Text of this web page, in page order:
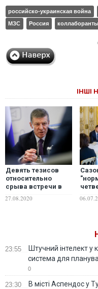
российско-украинская война
МЗС
Россия коллаборанты
ІНШІ
Девять тезисов
относительно
срыва встречи в
формате
27.08.2020
23:55
Штучний інтелект у
система для
0
23:30
В місті Аспендос у